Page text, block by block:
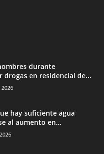
durante
en residencial de...
hay suficiente agua
al aumento en...